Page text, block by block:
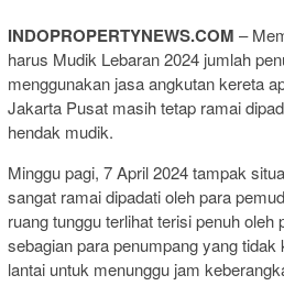
INDOPROPERTYNEWS.COM –
harus Mudik Lebaran 2024 jumlah
menggunakan jasa angkutan kereta
Jakarta Pusat masih tetap ramai
hendak mudik.
Minggu pagi, 7 April 2024 tampak
sangat ramai dipadati oleh para
ruang tunggu terlihat terisi penuh oleh
sebagian para penumpang yang
lantai untuk menunggu jam